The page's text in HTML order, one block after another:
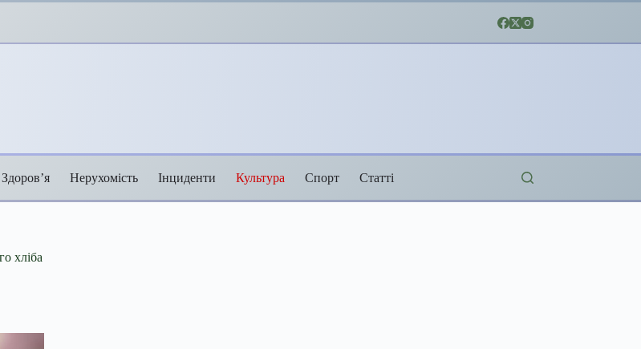
Здоров’я Нерухомість Інциденти Культура Спорт Статті
хліба